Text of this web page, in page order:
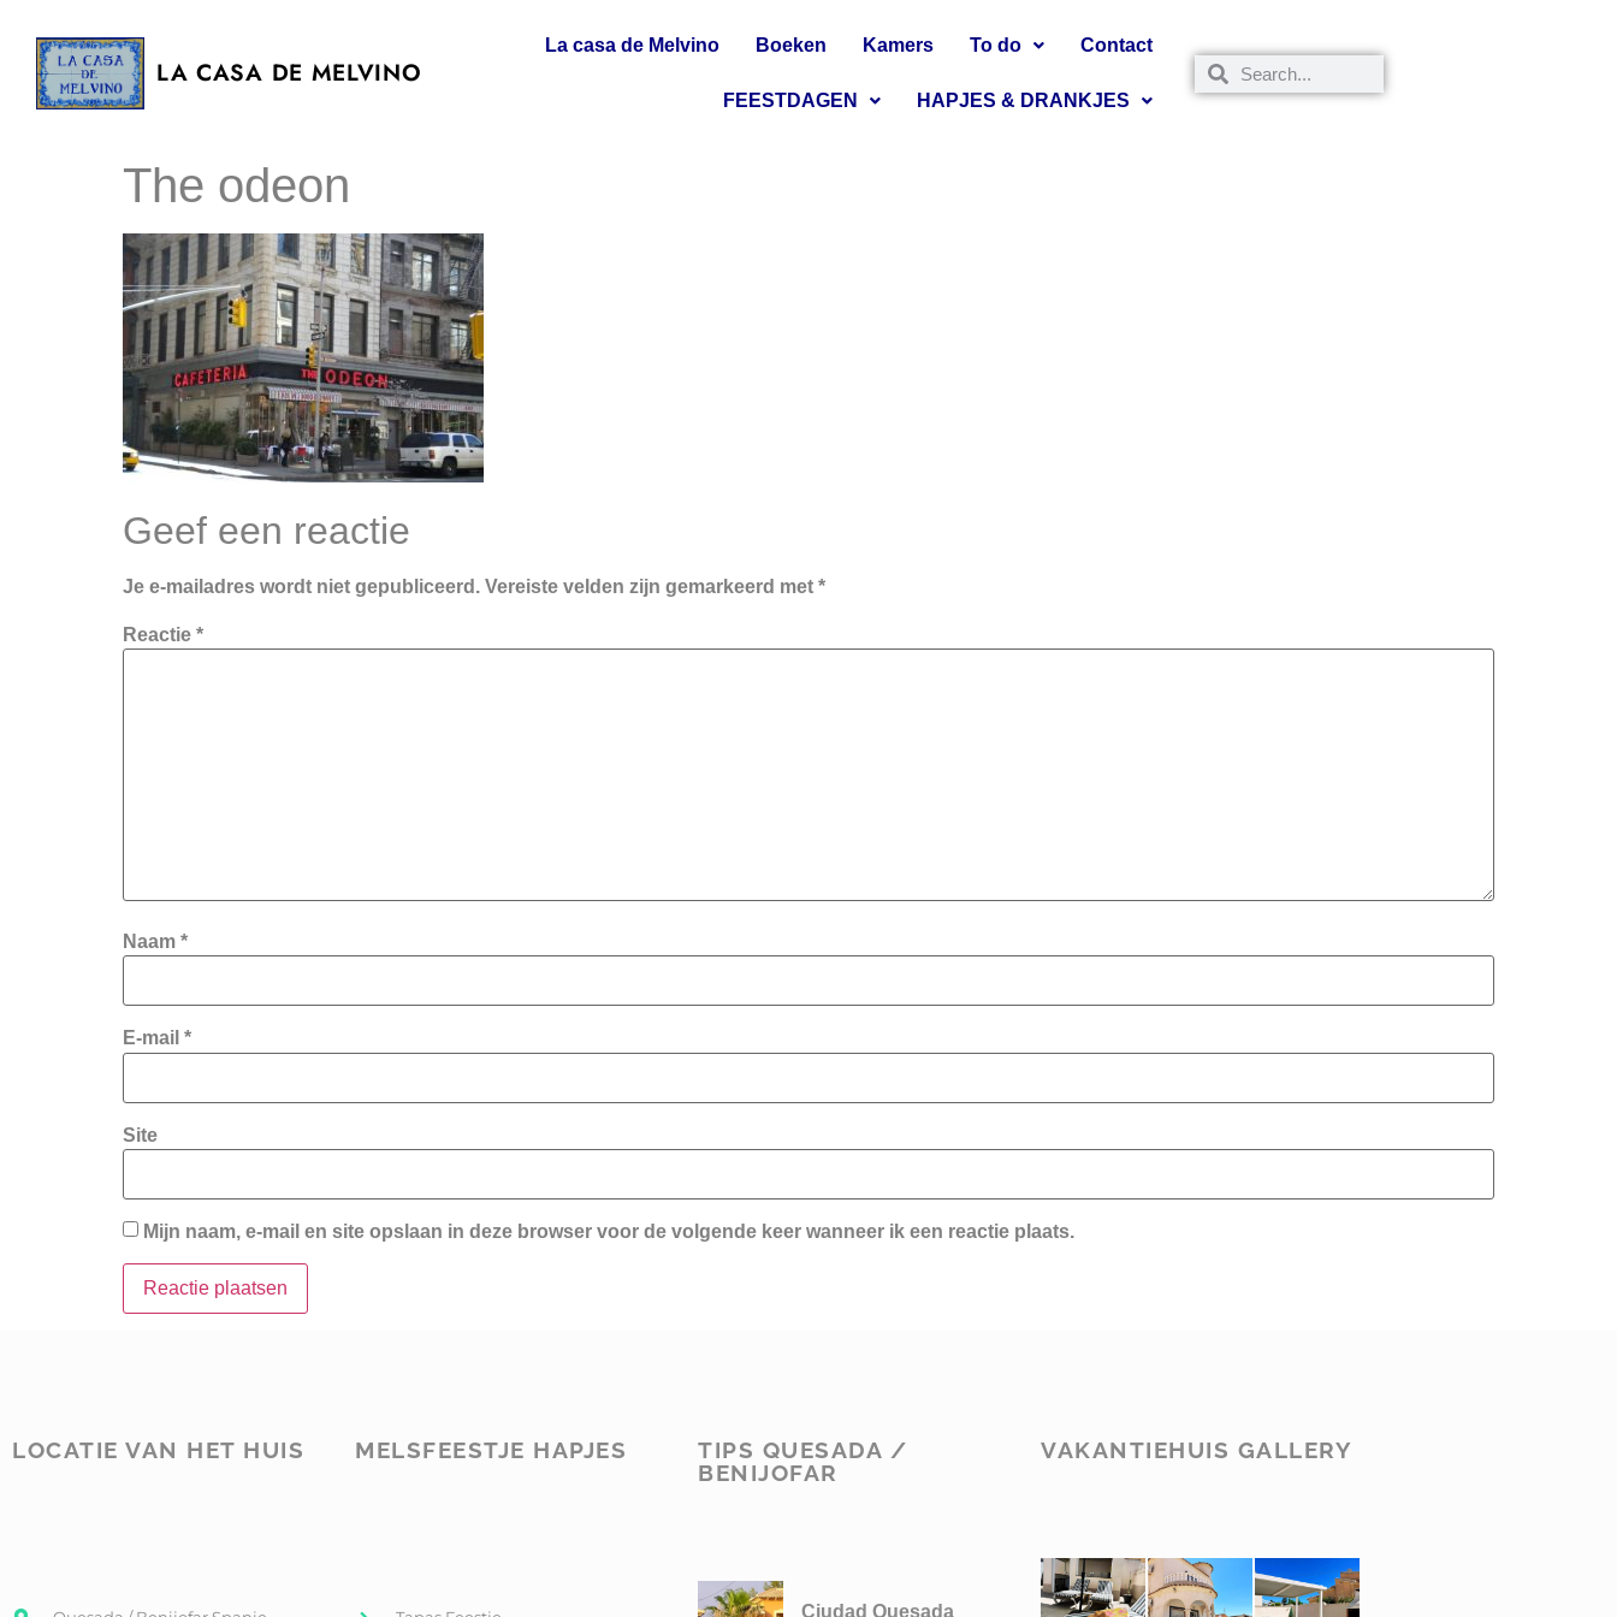
LA CASA DE MELVINO
La casa de Melvino Boeken Kamers To do Contact
FEESTDAGEN HAPJES & DRANKJES
The odeon
Geef een reactie
Je e-mailadres wordt niet gepubliceerd. Vereiste velden zijn gemarkeerd met *
Reactie *
Naam *
E-mail *
Site
Mijn naam, e-mail en site opslaan in deze browser voor de volgende keer wanneer ik een reactie plaats.
LOCATIE VAN HET HUIS MELSFEESTJE HAPJES
TIPS QUESADA /
BENIJOFAR
Ciudad Quesada
VAKANTIEHUIS GALLERY